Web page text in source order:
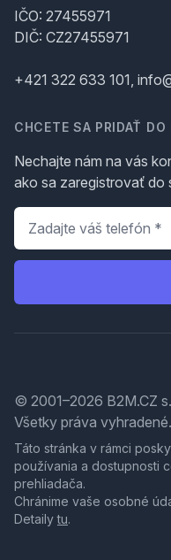
IČO: 27455971
DIČ: CZ27455971
+421 322 633 101,
CHCETE SA PRIDAŤ
Nechajte nám na vás
ako sa zaregistrovať do
Telefón
© 2001–2026 B2M.CZ
Všetky práva vyhradené.
Táto stránka v rámci
používania a dostupnosti
prehliadača.
Chránime vaše osobné
Detailytu.